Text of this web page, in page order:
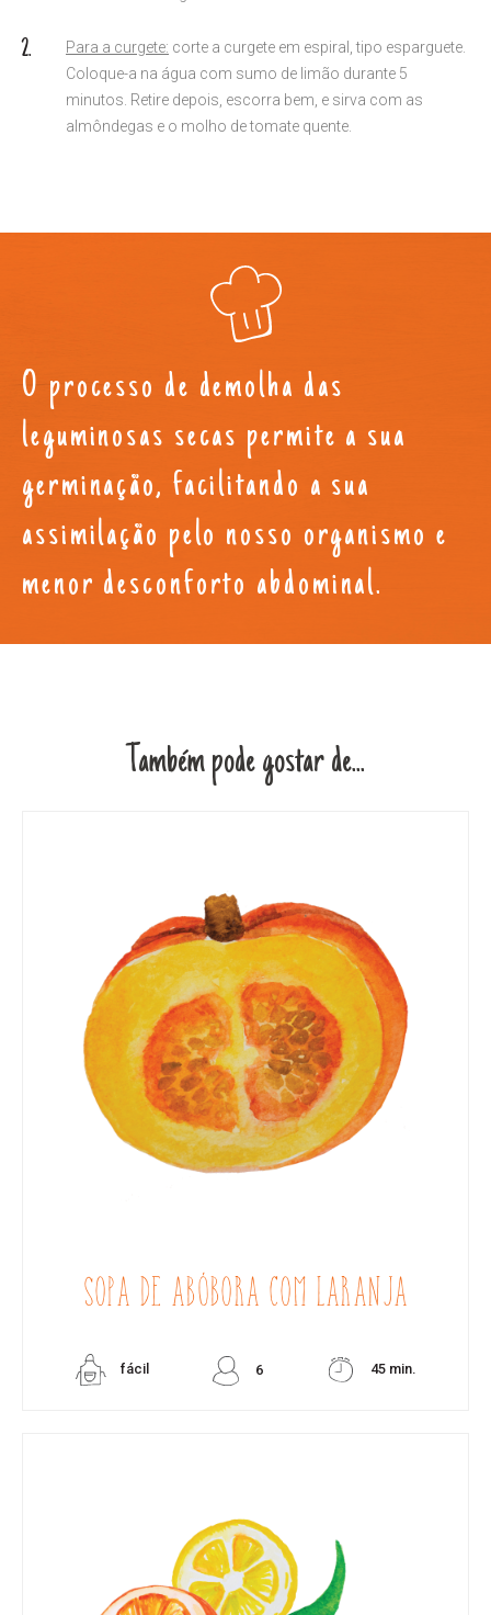
Para a curgete: corte a curgete em espiral, tipo esparguete.
Coloque-a na água com sumo de limão durante 5
minutos. Retire depois, escorra bem, e sirva com as
almôndegas e o molho de tomate quente.
O processo de demolha das
leguminosas secas permite a sua
germinação, facilitando a sua
assimilação pelo nosso organismo e
menor desconforto abdominal.
Também pode gostar de...
SOPA DE ABÓBORA COM LARANJA
fácil 6 45 min.